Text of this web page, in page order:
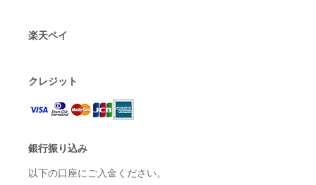
楽天ペイ
クレジット
銀行振り込み
以下の口座にご入金ください。